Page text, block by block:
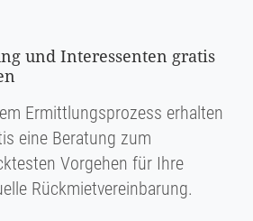
und Interessenten gratis
Ermittlungsprozess erhalten
eine Beratung zum
Vorgehen für Ihre
Rückmietvereinbarung.